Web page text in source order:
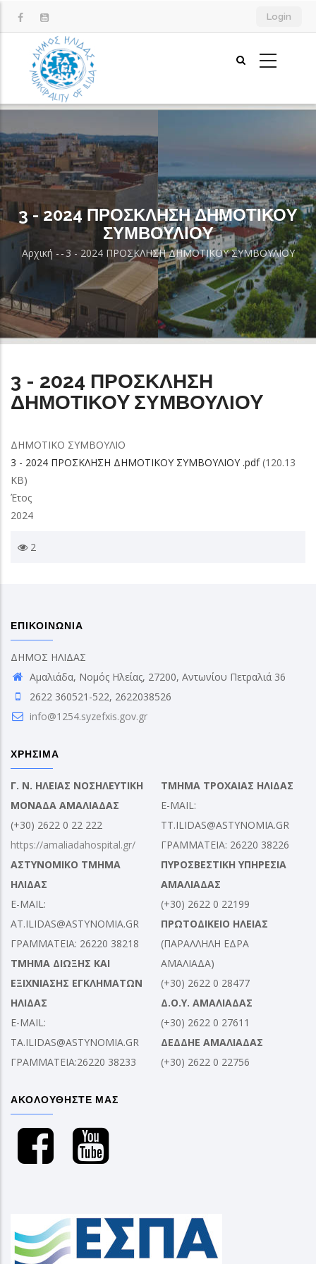
προς
περιεχόμενο
Login
3 - 2024 ΠΡΟΣΚΛΗΣΗ ΔΗΜΟΤΙΚΟY
ΣΥΜΒΟΥΛΙΟY
Breadcrumb
Αρχική - - 3 - 2024 ΠΡΟΣΚΛΗΣΗ ΔΗΜΟΤΙΚΟY ΣΥΜΒΟΥΛΙΟY
3 - 2024 ΠΡΟΣΚΛΗΣΗ
ΔΗΜΟΤΙΚΟY ΣΥΜΒΟΥΛΙΟY
ΔΗΜΟΤΙΚΟ ΣΥΜΒΟΥΛΙΟ
3 - 2024 ΠΡΟΣΚΛΗΣΗ ΔΗΜΟΤΙΚΟY ΣΥΜΒΟΥΛΙΟY .pdf (120.13
KB)
Έτος
2024
2
ΕΠΙΚΟΙΝΩΝΙΑ
ΔΗΜΟΣ ΗΛΙΔΑΣ
Αμαλιάδα, Νομός Ηλείας, 27200, Αντωνίου Πετραλιά 36
2622 360521-522, 2622038526
info@1254.syzefxis.gov.gr
ΧΡΗΣΙΜΑ
Γ. Ν. ΗΛΕΙΑΣ ΝΟΣΗΛΕΥΤΙΚΗ
ΜΟΝΑΔΑ ΑΜΑΛΙΑΔΑΣ
(+30) 2622 0 22 222
https://amaliadahospital.gr/
ΑΣΤΥΝΟΜΙΚΟ ΤΜΗΜΑ
ΗΛΙΔΑΣ
E-MAIL:
AT.ILIDAS@ASTYNOMIA.GR
ΓΡΑΜΜΑΤΕΙΑ: 26220 38218
ΤΜΗΜΑ ΔΙΩΞΗΣ ΚΑΙ
ΕΞΙΧΝΙΑΣΗΣ ΕΓΚΛΗΜΑΤΩΝ
ΗΛΙΔΑΣ
E-MAIL:
TA.ILIDAS@ASTYNOMIA.GR
ΓΡΑΜΜΑΤΕΙΑ:26220 38233
ΤΜΗΜΑ ΤΡΟΧΑΙΑΣ ΗΛΙΔΑΣ
E-MAIL:
TT.ILIDAS@ASTYNOMIA.GR
ΓΡΑΜΜΑΤΕΙΑ: 26220 38226
ΠΥΡΟΣΒΕΣΤΙΚΗ ΥΠΗΡΕΣΙΑ
ΑΜΑΛΙΑΔΑΣ
(+30) 2622 0 22199
ΠΡΩΤΟΔΙΚΕΙΟ ΗΛΕΙΑΣ
(ΠΑΡΑΛΛΗΛΗ ΕΔΡΑ
ΑΜΑΛΙΑΔΑ)
(+30) 2622 0 28477
Δ.Ο.Υ. ΑΜΑΛΙΑΔΑΣ
(+30) 2622 0 27611
ΔΕΔΔΗΕ ΑΜΑΛΙΑΔΑΣ
(+30) 2622 0 22756
ΑΚΟΛΟΥΘΗΣΤΕ ΜΑΣ